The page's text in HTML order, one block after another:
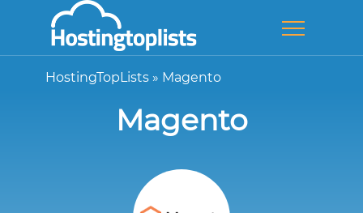
HostingTopLists » Magento
Magento